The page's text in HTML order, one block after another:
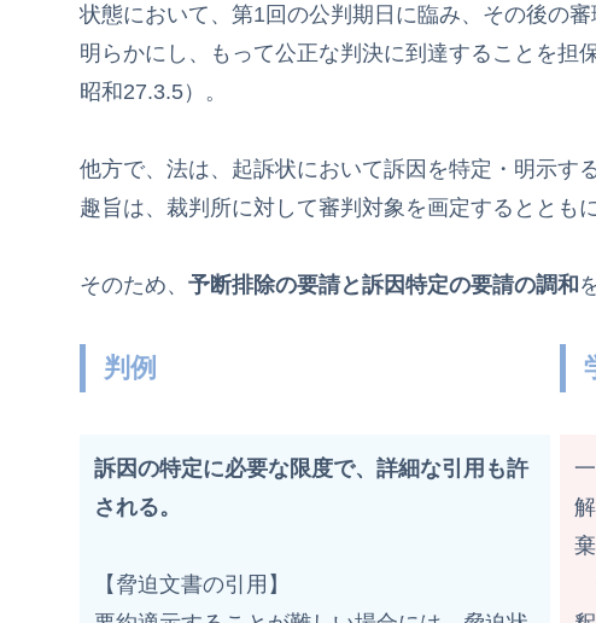
状態において、第1回の公判期日に臨み、その後の
明らかにし、もって公正な判決に到達することを担
昭和27.3.5）。
他方で、法は、起訴状において訴因を特定・明示す
趣旨は、裁判所に対して審判対象を画定するととも
そのため、 予断排除の要請と訴因特定の要請の調和
判例
訴因の特定に必要な限度で、詳細な引用も許
される。
【脅迫文書の引用】